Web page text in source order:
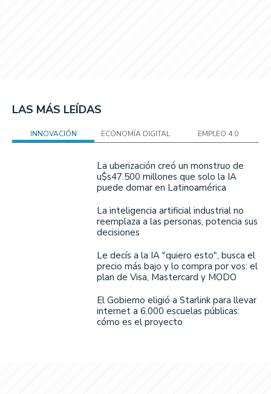
LAS MÁS LEÍDAS
INNOVACIÓN ECONOMÍA DIGITAL EMPLEO 4.0
La uberización creó un monstruo de
u$s47.500 millones que solo la IA
puede domar en Latinoamérica
La inteligencia artificial industrial no
reemplaza a las personas, potencia sus
decisiones
Le decís a la IA "quiero esto", busca el
precio más bajo y lo compra por vos: el
plan de Visa, Mastercard y MODO
El Gobierno eligió a Starlink para llevar
internet a 6.000 escuelas públicas:
cómo es el proyecto